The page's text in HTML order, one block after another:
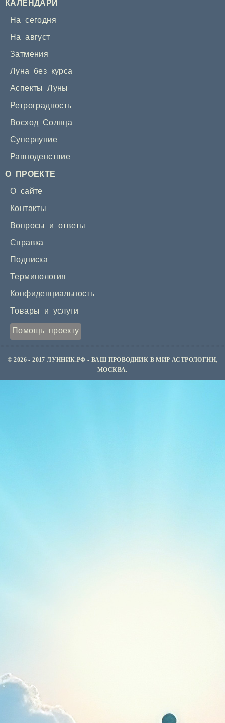
КАЛЕНДАРИ
На сегодня
На август
Затмения
Луна без курса
Аспекты Луны
Ретроградность
Восход Солнца
Суперлуние
Равноденствие
О ПРОЕКТЕ
О сайте
Контакты
Вопросы и ответы
Справка
Подписка
Терминология
Конфиденциальность
Товары и услуги
Помощь проекту
© 2026 - 2017 ЛУННИК.РФ - ВАШ ПРОВОДНИК В МИР АСТРОЛОГИИ,
МОСКВА.